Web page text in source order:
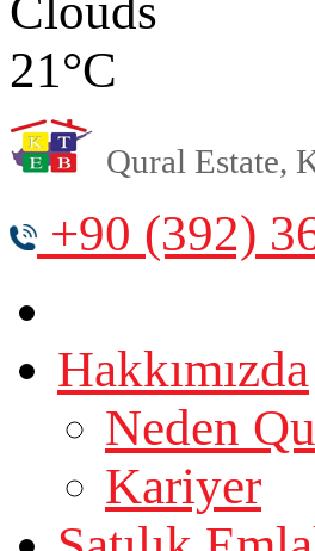
21°C
Qural Estate,
+90 (392)
Hakkımızda
Neden
Kariyer